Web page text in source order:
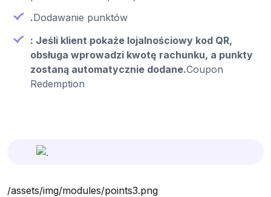
.Dodawanie punktów
: Jeśli klient pokaże lojalnościowy kod QR,
obsługa wprowadzi kwotę rachunku, a punkty
zostaną automatycznie dodane.Coupon
Redemption
/assets/img/modules/points3.png